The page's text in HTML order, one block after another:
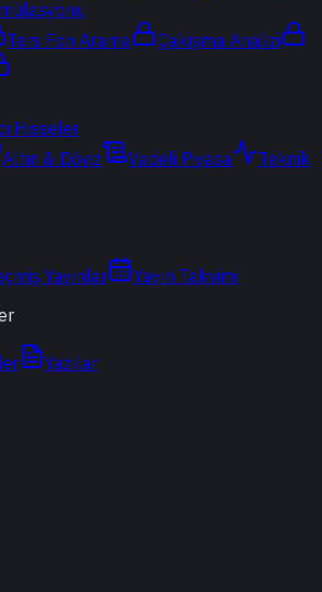
Ters Fon Arama
Çakışma Analizi
Hisseler
Altın & Döviz Vadeli Piyasa
Teknik
Yayınlar
Yayın Takvimi
Yazılar